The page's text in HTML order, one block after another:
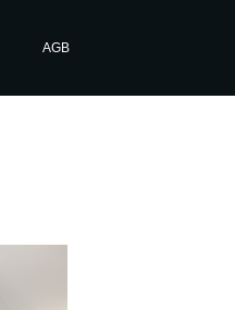
AGB